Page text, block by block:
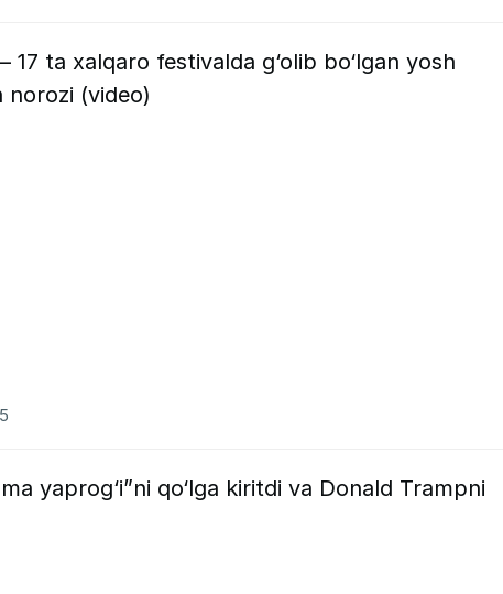
17 ta xalqaro festivalda g‘olib bo‘lgan yosh
norozi (video)
yaprog‘i”ni qo‘lga kiritdi va Donald Trampni